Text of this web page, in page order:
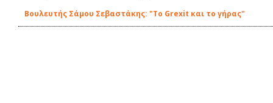
Βουλευτής Σάμου Σεβαστάκης: "Το Grexit και το γήρας"